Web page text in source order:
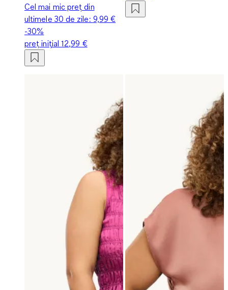
Cel mai mic preț din
ultimele 30 de zile: 9,99 €
-30%
preț inițial12,99 €